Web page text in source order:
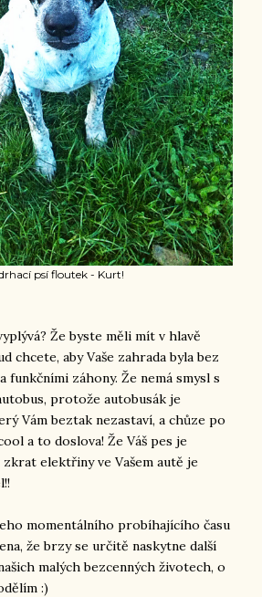
psí floutek - Kurt!
Že byste měli mít v hlavě
chcete, aby Vaše zahrada byla bez
funkčními záhony. Že nemá smysl s
protože autobusák je
Vám beztak nezastaví, a chůze po
a to doslova! Že Váš pes je
elektřiny ve Vašem autě je
momentálního probíhajícího času
že brzy se určitě naskytne další
malých bezcenných životech, o
:)